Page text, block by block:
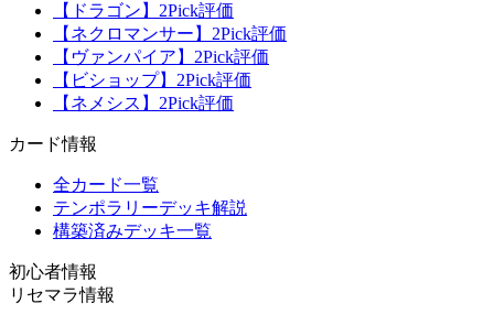
【ドラゴン】2Pick評価
【ネクロマンサー】2Pick評価
【ヴァンパイア】2Pick評価
【ビショップ】2Pick評価
【ネメシス】2Pick評価
カード情報
全カード一覧
テンポラリーデッキ解説
構築済みデッキ一覧
初心者情報
リセマラ情報